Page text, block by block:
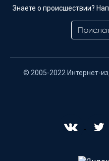
Знаете о происшествии?
© 2005-2022 Интернет-